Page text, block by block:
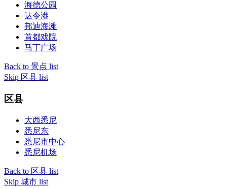
海德公园
达令港
邦迪海滩
首都戏院
马丁广场
Back to 景点 list
Skip 区县 list
区县
大西悉尼
悉尼东
悉尼市中心
悉尼机场
Back to 区县 list
Skip 城市 list